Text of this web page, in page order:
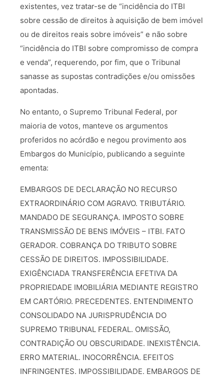
existentes, vez tratar-se de “incidência do ITBI
sobre cessão de direitos à aquisição de bem imóvel
ou de direitos reais sobre imóveis” e não sobre
“incidência do ITBI sobre compromisso de compra
e venda”, requerendo, por fim, que o Tribunal
sanasse as supostas contradições e/ou omissões
apontadas.
No entanto, o Supremo Tribunal Federal, por
maioria de votos, manteve os argumentos
proferidos no acórdão e negou provimento aos
Embargos do Município, publicando a seguinte
ementa:
EMBARGOS DE DECLARAÇÃO NO RECURSO
EXTRAORDINÁRIO COM AGRAVO. TRIBUTÁRIO.
MANDADO DE SEGURANÇA. IMPOSTO SOBRE
TRANSMISSÃO DE BENS IMÓVEIS – ITBI. FATO
GERADOR. COBRANÇA DO TRIBUTO SOBRE
CESSÃO DE DIREITOS. IMPOSSIBILIDADE.
EXIGÊNCIADA TRANSFERÊNCIA EFETIVA DA
PROPRIEDADE IMOBILIÁRIA MEDIANTE REGISTRO
EM CARTÓRIO. PRECEDENTES. ENTENDIMENTO
CONSOLIDADO NA JURISPRUDÊNCIA DO
SUPREMO TRIBUNAL FEDERAL. OMISSÃO,
CONTRADIÇÃO OU OBSCURIDADE. INEXISTÊNCIA.
ERRO MATERIAL. INOCORRÊNCIA. EFEITOS
INFRINGENTES. IMPOSSIBILIDADE. EMBARGOS DE